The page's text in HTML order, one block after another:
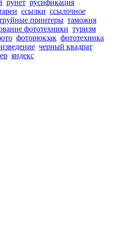
рунет русификация
ссылки ссылочное
принтеры таможня
фототехники туризм
фоторюкзак фототехника
черный квадрат
яндекс